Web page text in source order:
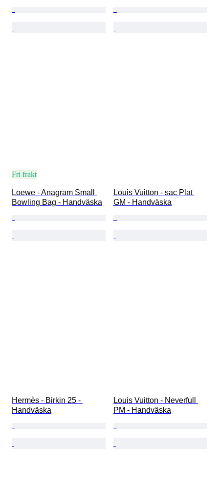
Fri frakt
Loewe - Anagram Small
Bowling Bag - Handväska
Louis Vuitton - sac Plat
GM - Handväska
Hermès - Birkin 25 -
Handväska
Louis Vuitton - Neverfull
PM - Handväska